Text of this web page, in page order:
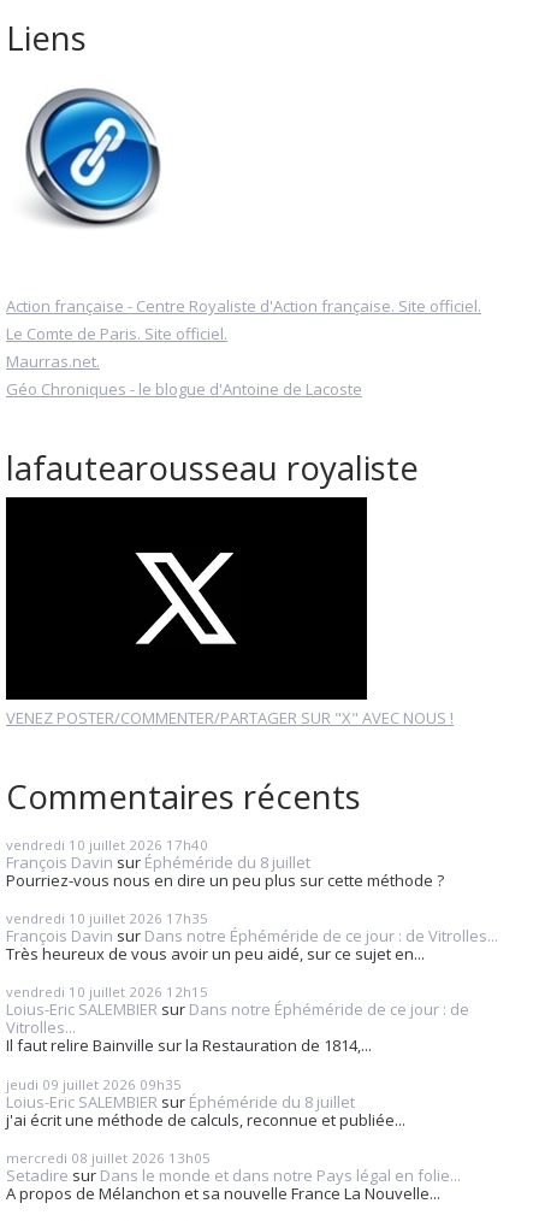
Liens
Action française - Centre Royaliste d'Action française. Site officiel.
Le Comte de Paris. Site officiel.
Maurras.net.
Géo Chroniques - le blogue d'Antoine de Lacoste
lafautearousseau royaliste
VENEZ POSTER/COMMENTER/PARTAGER SUR "X" AVEC NOUS !
Commentaires récents
vendredi 10 juillet 2026 17h40
François Davin sur Éphéméride du 8 juillet
Pourriez-vous nous en dire un peu plus sur cette méthode ?
vendredi 10 juillet 2026 17h35
François Davin sur Dans notre Éphéméride de ce jour : de Vitrolles...
Très heureux de vous avoir un peu aidé, sur ce sujet en...
vendredi 10 juillet 2026 12h15
Loius-Eric SALEMBIER sur Dans notre Éphéméride de ce jour : de
Vitrolles...
Il faut relire Bainville sur la Restauration de 1814,...
jeudi 09 juillet 2026 09h35
Loius-Eric SALEMBIER sur Éphéméride du 8 juillet
j'ai écrit une méthode de calculs, reconnue et publiée...
mercredi 08 juillet 2026 13h05
Setadire sur Dans le monde et dans notre Pays légal en folie...
A propos de Mélanchon et sa nouvelle France La Nouvelle...